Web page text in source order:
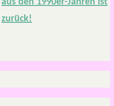
aus den 1990er-Jahren ist
zurück!